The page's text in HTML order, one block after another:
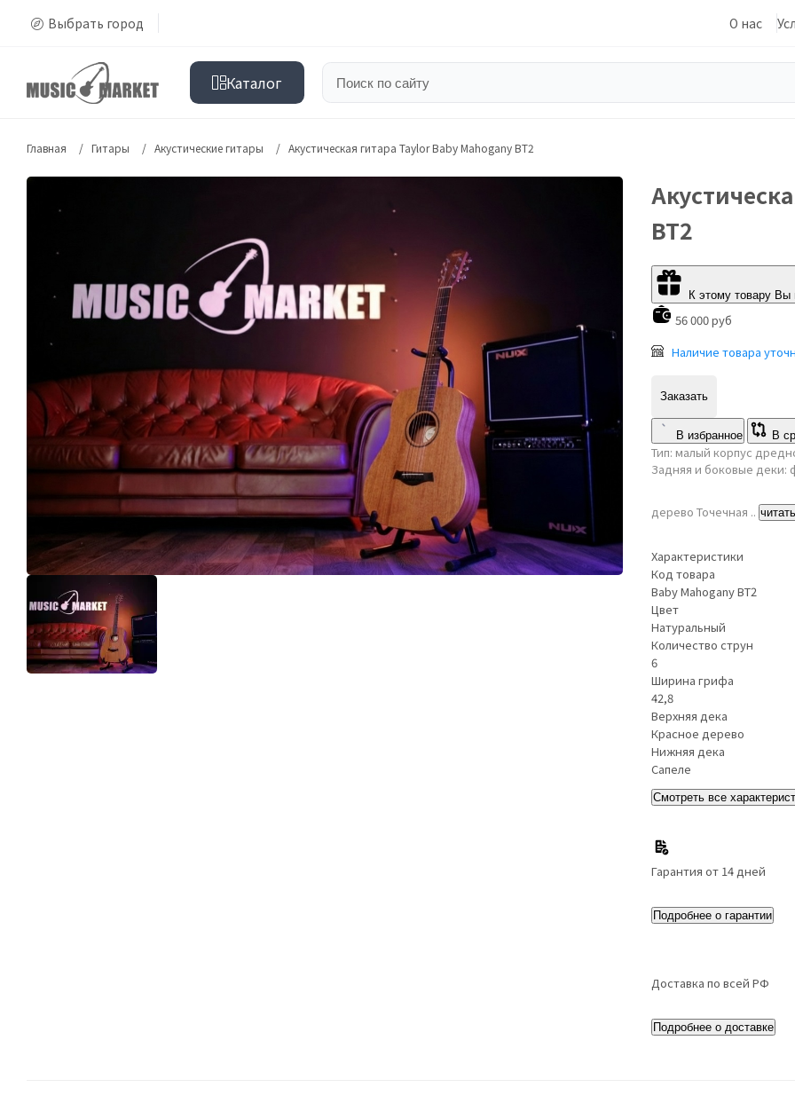
Выбрать город О нас
Каталог
Главная Гитары Акустические гитары Акустическая гитара Taylor Baby Mahogany BT2
BT2
К этому товару Вы
56 000 руб
Наличие товара
Заказать
В избранное В
Тип: малый корпус
Задняя и боковые деки:
дерево Точечная ..
Характеристики
Код товара
Baby Mahogany BT2
Цвет
Натуральный
Количество струн
6
Ширина грифа
42,8
Верхняя дека
Красное дерево
Нижняя дека
Сапеле
Смотреть все
Гарантия от 14 дней
Подробнее о гарантии
Доставка по всей РФ
Подробнее о доставке